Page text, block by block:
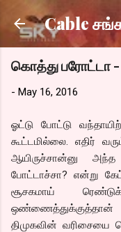
Cable
கொத்து பரோட்டா -
- May 16, 2016
ஓட்டு போட்டு
கூட்டமில்லை. எதிர்
ஆயிருச்சான்னு
போட்டாச்சா? என்று
சூசகமாய்
திமுகவின் வரிசையை